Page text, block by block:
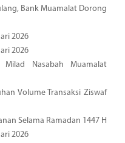
Bank Muamalat Dorong
2026
2026
Milad Nasabah Muamalat
Volume Transaksi Ziswaf
Selama Ramadan 1447 H
2026